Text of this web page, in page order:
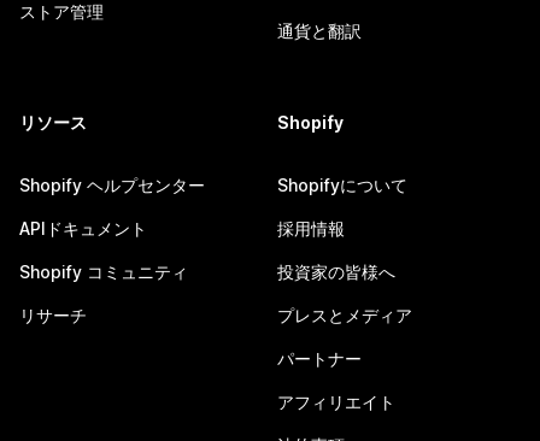
ストア管理
通貨と翻訳
リソース
Shopify ヘルプセンター
APIドキュメント
Shopify コミュニティ
リサーチ
Shopify
Shopifyについて
採用情報
投資家の皆様へ
プレスとメディア
パートナー
アフィリエイト